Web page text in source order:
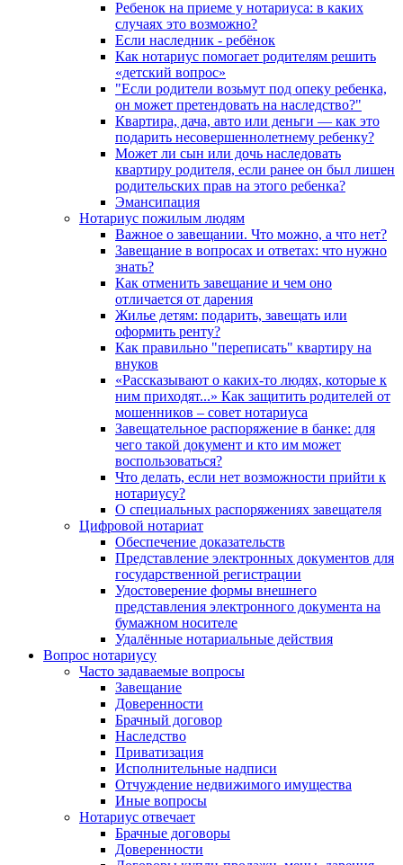
Ребенок на приеме у нотариуса: в каких
случаях это возможно?
Если наследник - ребёнок
Как нотариус помогает родителям решить
«детский вопрос»
"Если родители возьмут под опеку ребенка,
он может претендовать на наследство?"
Квартира, дача, авто или деньги — как это
подарить несовершеннолетнему ребенку?
Может ли сын или дочь наследовать
квартиру родителя, если ранее он был лишен
родительских прав на этого ребенка?
Эмансипация
Нотариус пожилым людям
Важное о завещании. Что можно, а что нет?
Завещание в вопросах и ответах: что нужно
знать?
Как отменить завещание и чем оно
отличается от дарения
Жилье детям: подарить, завещать или
оформить ренту?
Как правильно "переписать" квартиру на
внуков
«Рассказывают о каких-то людях, которые к
ним приходят...» Как защитить родителей от
мошенников – совет нотариуса
Завещательное распоряжение в банке: для
чего такой документ и кто им может
воспользоваться?
Что делать, если нет возможности прийти к
нотариусу?
О специальных распоряжениях завещателя
Цифровой нотариат
Обеспечение доказательств
Представление электронных документов для
государственной регистрации
Удостоверение формы внешнего
представления электронного документа на
бумажном носителе
Удалённые нотариальные действия
Вопрос нотариусу
Часто задаваемые вопросы
Завещание
Доверенности
Брачный договор
Наследство
Приватизация
Исполнительные надписи
Отчуждение недвижимого имущества
Иные вопросы
Нотариус отвечает
Брачные договоры
Доверенности